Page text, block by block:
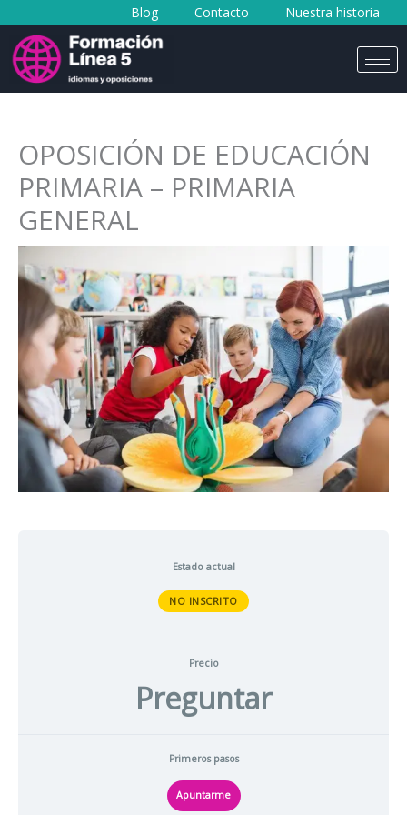
contenido
Blog Contacto Nuestra historia
OPOSICIÓN DE EDUCACIÓN
PRIMARIA – PRIMARIA
GENERAL
Estado actual
NO INSCRITO
Precio
Preguntar
Primeros pasos
Apuntarme